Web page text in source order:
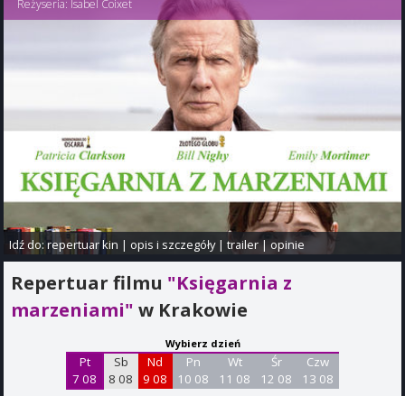
Reżyseria: Isabel Coixet
Idź do:repertuar kin |opis i szczegóły|trailer|opinie
Repertuar filmu "Księgarnia z
marzeniami" w Krakowie
Wybierz dzień
Pt
7 08
Sb
8 08
Nd
9 08
Pn
10 08
Wt
11 08
Śr
12 08
Czw
13 08